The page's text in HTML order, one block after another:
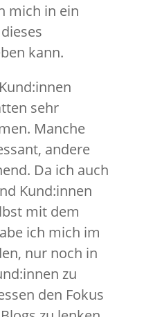
mich in ein
kann.
sehr
Manche
andere
Da ich auch
Kund:innen
mit dem
ich mich im
nur noch in
zu
den Fokus